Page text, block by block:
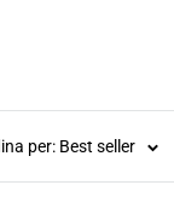
da ora!
per: Best seller